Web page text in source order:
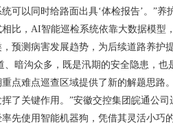
可以同时给路面出具‘体检报告’。”养
比，AI智能巡检系统依靠大数据模型
预测病害发展趋势，为后续道路养护
暗沟众多，既是汛期的安全隐患，也
点难点巡查区域提供了新的解题思路
了关键作用。”安徽交控集团皖通公司
先使用智能机器狗，凭借其灵活小巧